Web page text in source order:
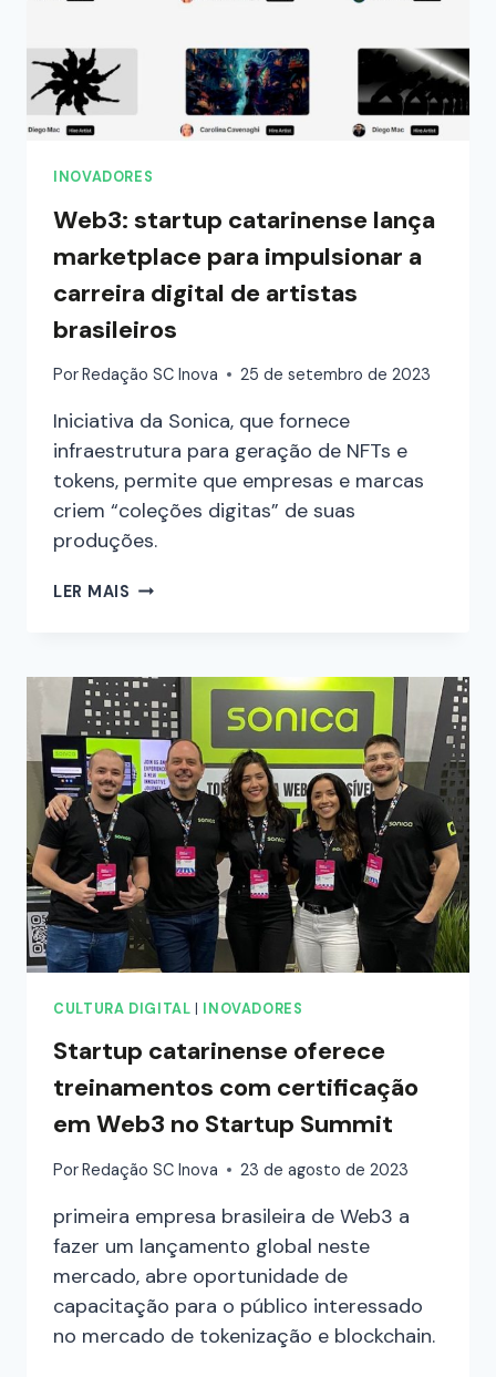
INOVADORES
Web3: startup catarinense lança
marketplace para impulsionar a
carreira digital de artistas
brasileiros
PorRedação SC Inova 25 de setembro de 2023
Iniciativa da Sonica, que fornece
infraestrutura para geração de NFTs e
tokens, permite que empresas e marcas
criem “coleções digitas” de suas
produções.
LER MAIS
CULTURA DIGITAL INOVADORES
Startup catarinense oferece
treinamentos com certificação
em Web3 no Startup Summit
PorRedação SC Inova 23 de agosto de 2023
primeira empresa brasileira de Web3 a
fazer um lançamento global neste
mercado, abre oportunidade de
capacitação para o público interessado
no mercado de tokenização e blockchain.